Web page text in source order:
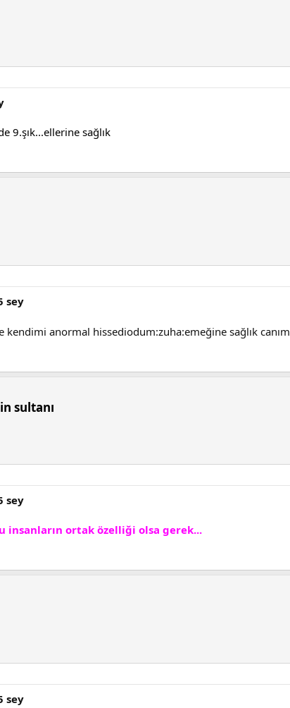
9.şık...ellerine sağlık
sey
anormal hissediodum:zuha:emeğine sağlık canım
sultanı
sey
insanların ortak özelliği olsa gerek...
sey